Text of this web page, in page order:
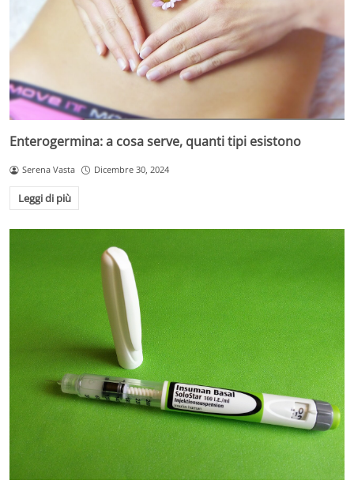
Enterogermina: a cosa serve, quanti tipi esistono
Serena Vasta Dicembre 30, 2024
Leggi di più